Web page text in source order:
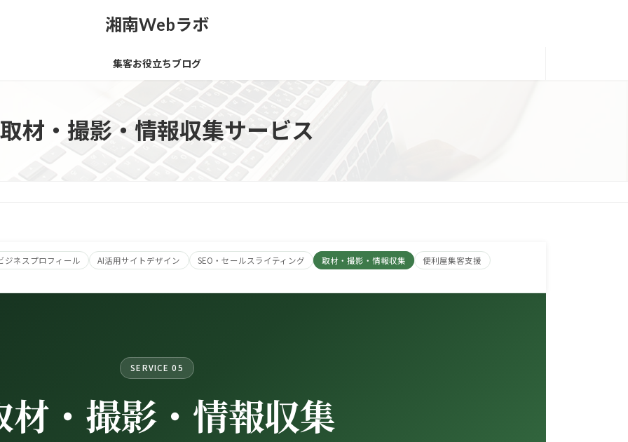
湘南Webラボ
集客お役立ちブログ
取材・撮影・情報収集サービス
ジネスプロフィール AI活用サイトデザイン SEO・セールスライティング 取材・撮影・情報収集 便利屋集客支援
SERVICE 05
材・撮影・情報収集